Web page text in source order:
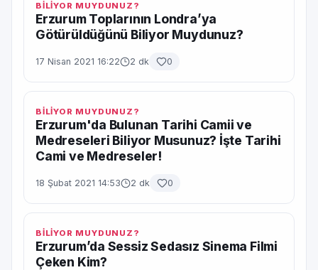
BİLİYOR MUYDUNUZ?
Erzurum Toplarının Londra’ya
Götürüldüğünü Biliyor Muydunuz?
17 Nisan 2021 16:22 2 dk 0
BİLİYOR MUYDUNUZ?
Erzurum'da Bulunan Tarihi Camii ve
Medreseleri Biliyor Musunuz? İşte Tarihi
Cami ve Medreseler!
18 Şubat 2021 14:53 2 dk 0
BİLİYOR MUYDUNUZ?
Erzurum’da Sessiz Sedasız Sinema Filmi
Çeken Kim?